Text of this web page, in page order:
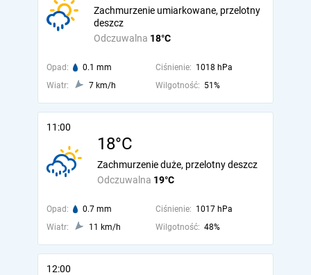
Odczuwalna 18°C
Zachmurzenie umiarkowane, przelotny
deszcz
Opad: 0.1 mm Ciśnienie: 1018 hPa
Wiatr:
7 km/h Wilgotność: 51%
11:00
18°C
Odczuwalna 19°C
Zachmurzenie duże, przelotny deszcz
Opad: 0.7 mm Ciśnienie: 1017 hPa
Wiatr:
11 km/h Wilgotność: 48%
12:00